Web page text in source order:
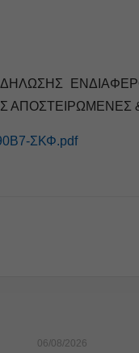
ΑΠΟΣΤΕΙΡΩΜΕΝΕΣ
ΣΚΦ.pdf
06/08/2026